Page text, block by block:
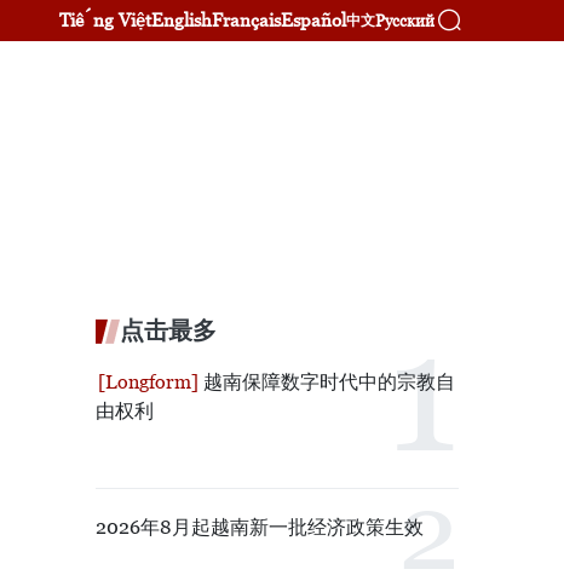
Tiếng ViệtEnglishFrançaisEspañol中文Русский
点击最多
越南保障数字时代中的宗教自
由权利
2026年8月起越南新一批经济政策生效